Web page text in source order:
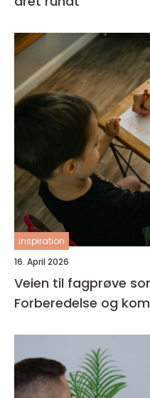
inspiration
16. April 2026
Veien til fagprøve
Forberedelse og